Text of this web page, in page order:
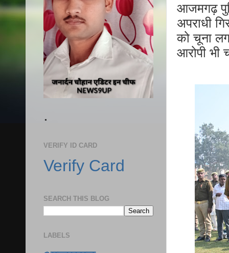
आजमगढ़
अपराधी
को चूना
आरोपी
.
VERIFY ID CARD
Verify Card
SEARCH THIS BLOG
LABELS